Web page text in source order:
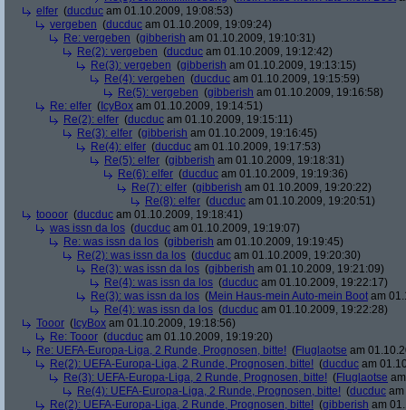
elfer (ducduc am 01.10.2009, 19:08:53)
vergeben (ducduc am 01.10.2009, 19:09:24)
Re: vergeben (gibberish am 01.10.2009, 19:10:31)
Re(2): vergeben (ducduc am 01.10.2009, 19:12:42)
Re(3): vergeben (gibberish am 01.10.2009, 19:13:15)
Re(4): vergeben (ducduc am 01.10.2009, 19:15:59)
Re(5): vergeben (gibberish am 01.10.2009, 19:16:58)
Re: elfer ( IcyBox am 01.10.2009, 19:14:51)
Re(2): elfer (ducduc am 01.10.2009, 19:15:11)
Re(3): elfer (gibberish am 01.10.2009, 19:16:45)
Re(4): elfer (ducduc am 01.10.2009, 19:17:53)
Re(5): elfer (gibberish am 01.10.2009, 19:18:31)
Re(6): elfer (ducduc am 01.10.2009, 19:19:36)
Re(7): elfer (gibberish am 01.10.2009, 19:20:22)
Re(8): elfer (ducduc am 01.10.2009, 19:20:51)
toooor (ducduc am 01.10.2009, 19:18:41)
was issn da los (ducduc am 01.10.2009, 19:19:07)
Re: was issn da los (gibberish am 01.10.2009, 19:19:45)
Re(2): was issn da los (ducduc am 01.10.2009, 19:20:30)
Re(3): was issn da los (gibberish am 01.10.2009, 19:21:09)
Re(4): was issn da los (ducduc am 01.10.2009, 19:22:17)
Re(3): was issn da los (Mein Haus-mein Auto-mein Boot am
Re(4): was issn da los (ducduc am 01.10.2009, 19:22:28)
Tooor ( IcyBox am 01.10.2009, 19:18:56)
Re: Tooor (ducduc am 01.10.2009, 19:19:20)
Re: UEFA-Europa-Liga, 2 Runde, Prognosen, bitte! (Fluglaotse am
Re(2): UEFA-Europa-Liga, 2 Runde, Prognosen, bitte! (ducduc am
Re(3): UEFA-Europa-Liga, 2 Runde, Prognosen, bitte! (Fluglaotse
Re(4): UEFA-Europa-Liga, 2 Runde, Prognosen, bitte! (ducduc
Re(2): UEFA-Europa-Liga, 2 Runde, Prognosen, bitte! (gibberish am